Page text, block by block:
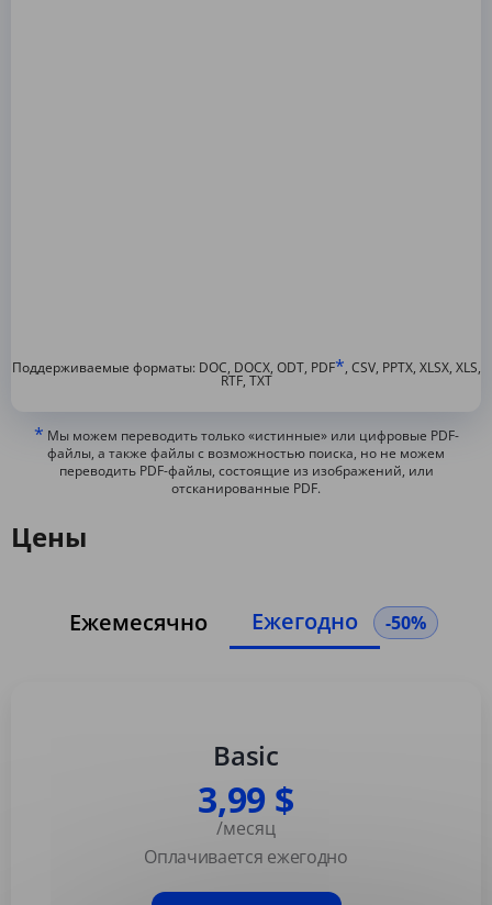
Поддерживаемые форматы: DOC, DOCX, ODT, PDF*, CSV, PPTX, XLSX, XLS,
RTF, TXT
* Мы можем переводить только «истинные» или цифровые PDF-
файлы, а также файлы с возможностью поиска, но не можем
переводить PDF-файлы, состоящие из изображений, или
отсканированные PDF.
Цены
Ежемесячно Ежегодно -50%
Basic
3,99 $
/месяц
Оплачивается ежегодно